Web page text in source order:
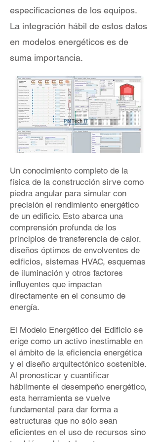
especificaciones de los equipos.
La integración hábil de estos datos
en modelos energéticos es de
suma importancia.
Un conocimiento completo de la
física de la construcción sirve como
piedra angular para simular con
precisión el rendimiento energético
de un edificio. Esto abarca una
comprensión profunda de los
principios de transferencia de calor,
diseños óptimos de envolventes de
edificios, sistemas HVAC, esquemas
de iluminación y otros factores
influyentes que impactan
directamente en el consumo de
energía.
El Modelo Energético del Edificio se
erige como un activo inestimable en
el ámbito de la eficiencia energética
y el diseño arquitectónico sostenible.
Al pronosticar y cuantificar
hábilmente el desempeño energético,
esta herramienta se vuelve
fundamental para dar forma a
estructuras que no sólo sean
eficientes en el uso de recursos sino